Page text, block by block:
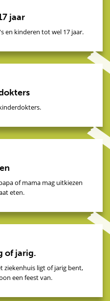
jaar
en kinderen tot wel 17 jaar.
of mama mag uitkiezen
eten.
of jarig.
ziekenhuis ligt of jarig bent,
een feest van.